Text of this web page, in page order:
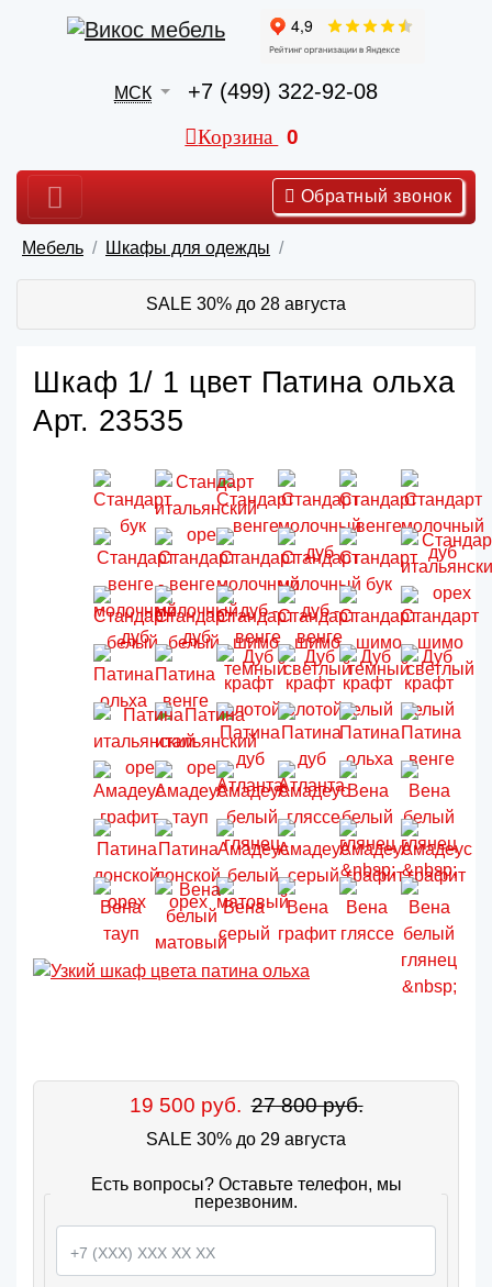
МСК +7 (499) 322-92-08
Корзина 0
Обратный звонок
Мебель Шкафы для одежды
SALE 30% до 28 августа
Шкаф 1/ 1 цвет Патина ольха
Арт. 23535
19 500 руб. 27 800 руб.
SALE 30% до 29 августа
Есть вопросы? Оставьте телефон, мы
перезвоним.